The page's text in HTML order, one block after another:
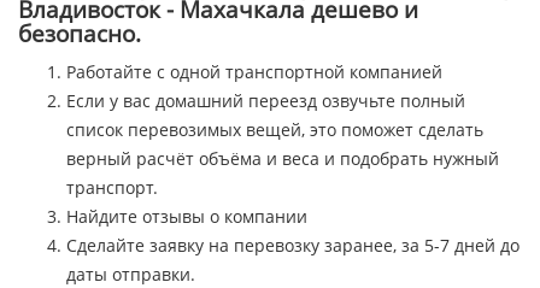
Владивосток - Махачкала дешево и
безопасно.
Работайте с одной транспортной компанией
Если у вас домашний переезд озвучьте полный
список перевозимых вещей, это поможет сделать
верный расчёт объёма и веса и подобрать нужный
транспорт.
Найдите отзывы о компании
Сделайте заявку на перевозку заранее, за 5-7 дней до
даты отправки.